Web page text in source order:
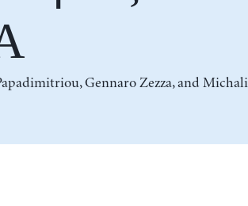
,Gennaro Zezza, and